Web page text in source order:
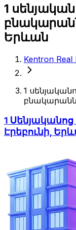
1
Երևան
Kentron Real
1
1
Էրեբունի,